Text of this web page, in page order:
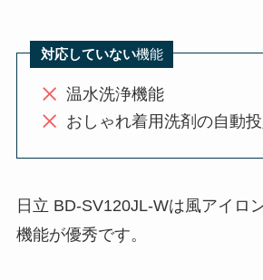
対応していない機能
温水洗浄機能
おしゃれ着用洗剤の自動
日立 BD-SV120JL-Wは風アイロ
機能が優秀です。